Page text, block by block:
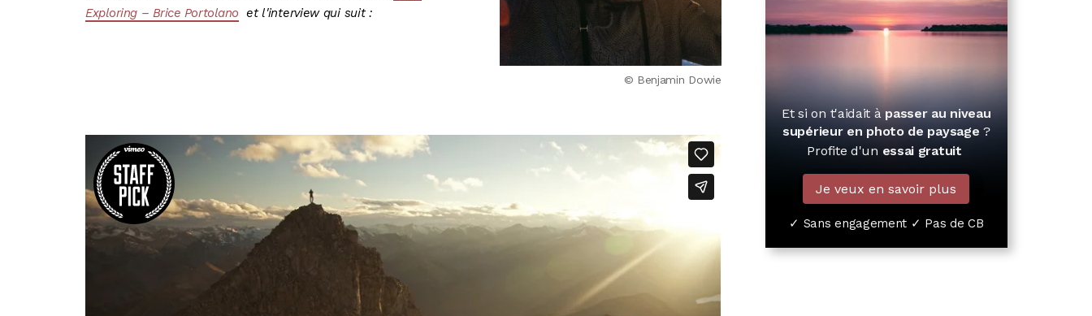
Exploring – Brice Portolano et l'interview qui suit :
© Benjamin Dowie
Et si on t'aidait à passerau niveau
supérieur en photo de paysage ?
Profite d'un essai gratuit
Je veux en savoir plus
✓ Sans engagement ✓ Pas de CB